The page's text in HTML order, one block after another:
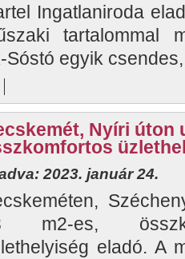
Ingatlaniroda
tartalommal
Sóstó egyik
Nyíri úton
2023. január 24.
m2-es,
eladó. A